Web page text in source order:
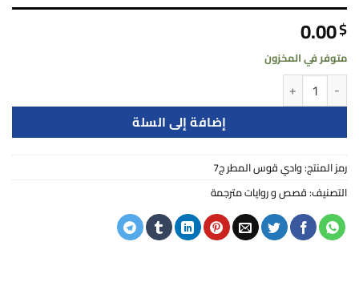
0.00$
متوفر في المخزون
كمية وادي قوس المطر ج7
إضافة إلى السلة
رمز المنتج:وادي قوس المطر ج7
التصنيف:قصص و روايات مترجمة